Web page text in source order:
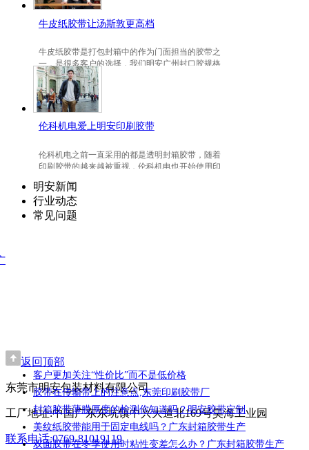
牛皮纸胶带让汤斯敦更高档
牛皮纸胶带是打包封箱中的作为门面担当的胶带之
一，是很多客户的选择，我们明安广州封口胶规格
包装的牛皮纸胶带就是汤斯敦的选择。
伦科机电爱上明安印刷胶带
伦科机电之前一直采用的都是透明封箱胶带，随着
印刷胶带的越来越被重视，伦科机电也开始使用印
明安新闻
行业动态
常见问题
客户更加关注“性价比”而不是低价格
胶带在传输带上的注意点,东莞印刷胶带厂
封箱胶带薄膜厚度的检测你知道吗？明安胶带定制
美纹纸胶带能用于固定电线吗？广东封箱胶带生产
双面胶带在冬季使用时粘性变差怎么办？广东封箱胶带生产
返回顶部
东莞市明安包装材料有限公司
工厂地址:中国广东东坑镇中兴大道北169号昊海工业园
联系电话:0769-81019119